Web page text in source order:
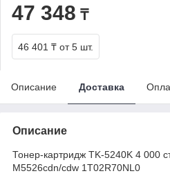
47 348 ₸
46 401 ₸ от 5 шт.
Описание Доставка
Описание
Тонер-картридж TK-5240K 4 000
M5526cdn/cdw 1T02R70NL0